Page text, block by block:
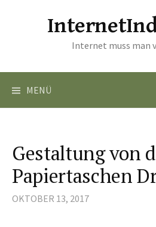
Internet muss man
MENÜ
Gestaltung von
Papiertaschen
OKTOBER 13, 2017